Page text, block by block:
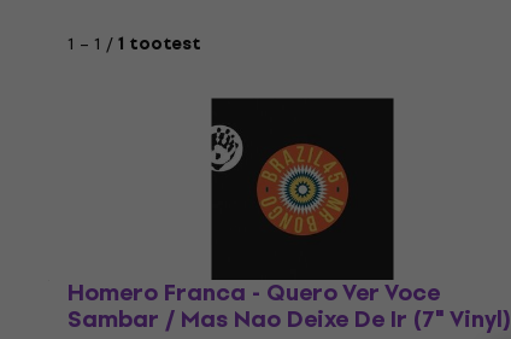
1 – 1 /1 tootest
Homero Franca - Quero Ver Voce
Sambar / Mas Nao Deixe De Ir (7" Vinyl)